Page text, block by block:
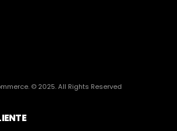
© 2025. All Rights Reserved